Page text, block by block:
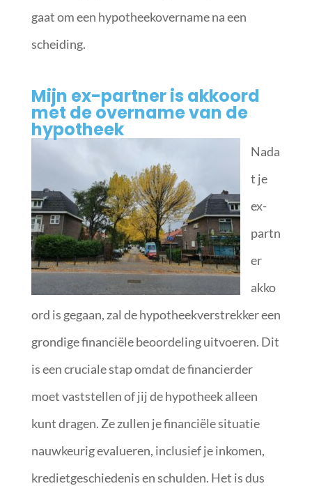
gaat om een hypotheekovername na een
scheiding.
Mijn ex-partner is akkoord
met de overname van de
hypotheek
Nada
t je
ex-
partn
er
akko
ord is gegaan, zal de hypotheekverstrekker een
grondige financiële beoordeling uitvoeren. Dit
is een cruciale stap omdat de financierder
moet vaststellen of jij de hypotheek alleen
kunt dragen. Ze zullen je financiële situatie
nauwkeurig evalueren, inclusief je inkomen,
kredietgeschiedenis en schulden. Het is dus